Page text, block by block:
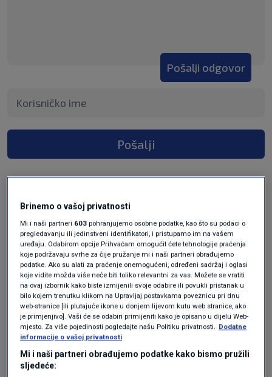
Pošalji odgovor
Pošalji
Oglas
Brinemo o vašoj privatnosti
Mi i naši partneri 603 pohranjujemo osobne podatke, kao što su podaci o
pregledavanju ili jedinstveni identifikatori, i pristupamo im na vašem
uređaju. Odabirom opcije Prihvaćam omogućit ćete tehnologije praćenja
koje podržavaju svrhe za čije pružanje mi i naši partneri obrađujemo
podatke. Ako su alati za praćenje onemogućeni, određeni sadržaj i oglasi
koje vidite možda više neće biti toliko relevantni za vas. Možete se vratiti
na ovaj izbornik kako biste izmijenili svoje odabire ili povukli pristanak u
bilo kojem trenutku klikom na Upravljaj postavkama poveznicu pri dnu
web-stranice [ili plutajuće ikone u donjem lijevom kutu web stranice, ako
je primjenjivo]. Vaši će se odabiri primijeniti kako je opisano u dijelu Web-
mjesto. Za više pojedinosti pogledajte našu Politiku privatnosti. Dodatne
informacije o vašoj privatnosti
Mi i naši partneri obrađujemo podatke kako bismo pružili
sljedeće: